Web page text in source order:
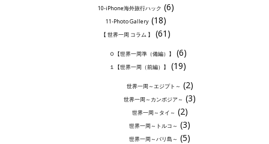
10-iPhone海外旅行ハック (6)
11-Photo Gallery(18)
【 世界一周 コラム 】 (61)
０【世界一周準（備編）】 (6)
１【世界一周（前編）】 (19)
世界一周～エジプト～ (2)
世界一周～カンボジア～ (3)
世界一周～タイ～ (2)
世界一周～トルコ～ (3)
世界一周～バリ島～ (5)